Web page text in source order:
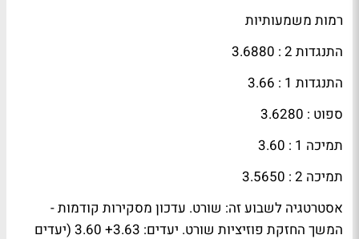
רמות משמעותיות
התנגדות 2 : 3.6880
התנגדות 1 : 3.66
ספוט : 3.6280
תמיכה 1 : 3.60
תמיכה 2 : 3.5650
אסטרטגיה לשבוע זה: שורט. עדכון מסקירות קודמות -
המשך החזקת פוזיציות שורט. יעדים: 3.63+ 3.60 (יעדים